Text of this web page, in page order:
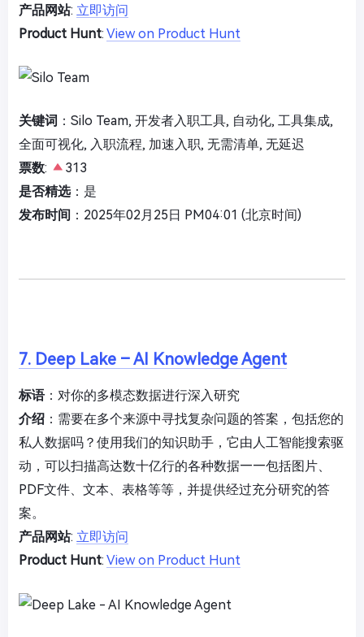
产品网站: 立即访问
Product Hunt: View on Product Hunt
关键词 ：Silo Team, 开发者入职工具, 自动化, 工具集成,
全面可视化, 入职流程, 加速入职, 无需清单, 无延迟
票数:
313
是否精选：是
发布时间 ：2025年02月25日 PM04:01 (北京时间)
7. Deep Lake – AI Knowledge Agent
标语：对你的多模态数据进行深入研究
介绍 ：需要在多个来源中寻找复杂问题的答案，包括您的
私人数据吗？使用我们的知识助手，它由人工智能搜索驱
动，可以扫描高达数十亿行的各种数据——包括图片、
PDF文件、文本、表格等等，并提供经过充分研究的答
案。
产品网站: 立即访问
Product Hunt: View on Product Hunt